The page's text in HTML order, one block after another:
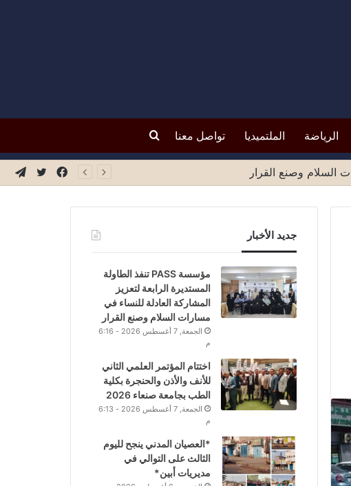
الرياضة الملتميديا تواصل معنا بحث
تويتر
فيسبوك
جديد الأخبار
مؤسسة PASS تنفذ الطاولة
المستديرة الرابعة لتعزيز
المشاركة العادلة للنساء في
مسارات السلام وصنع القرار
الجمعة, 7 أغسطس 2026 - 6:16
م
اختتام المؤتمر العلمي الثاني
للأنف والأذن والحنجرة بكلية
الطب بجامعة صنعاء 2026
الجمعة, 7 أغسطس 2026 - 6:13
م
*العصيان المدني ينجح لليوم
الثالث على التوالي في
مديريات أبين*